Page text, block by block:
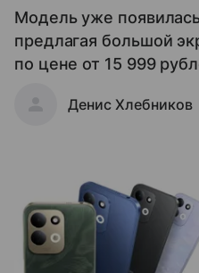
Модель уже
предлагая большой
по цене от 15 999
Денис Хлебников